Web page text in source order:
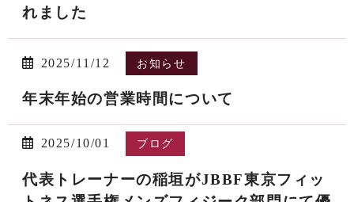
れました
2025/11/12 お知らせ
年末年始の営業時間について
2025/10/01 ブログ
代表トレーナーの稲垣がJBBF東京フィッ